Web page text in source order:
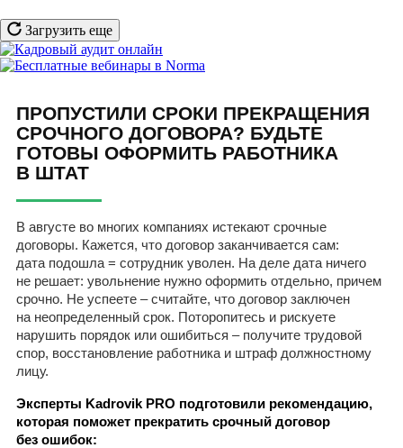
Загрузить еще
ПРОПУСТИЛИ СРОКИ ПРЕКРАЩЕНИЯ
СРОЧНОГО ДОГОВОРА? БУДЬТЕ
ГОТОВЫ ОФОРМИТЬ РАБОТНИКА
В ШТАТ
В августе во многих компаниях истекают срочные
договоры. Кажется, что договор заканчивается сам:
дата подошла = сотрудник уволен. На деле дата ничего
не решает: увольнение нужно оформить отдельно, причем
срочно. Не успеете – считайте, что договор заключен
на неопределенный срок. Поторопитесь и рискуете
нарушить порядок или ошибиться – получите трудовой
спор, восстановление работника и штраф должностному
лицу.
Эксперты Kadrovik PRO подготовили рекомендацию,
которая поможет прекратить срочный договор
без ошибок: